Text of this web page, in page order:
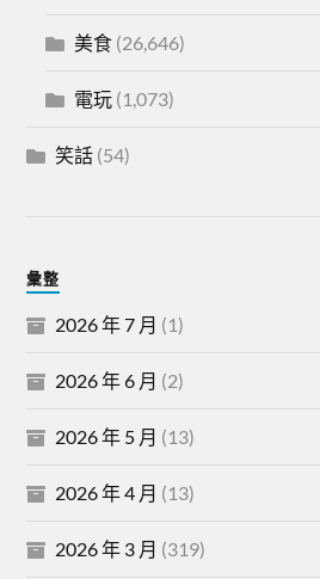
美食 (26,646)
電玩 (1,073)
笑話 (54)
彙整
2026 年 7 月 (1)
2026 年 6 月 (2)
2026 年 5 月 (13)
2026 年 4 月 (13)
2026 年 3 月 (319)